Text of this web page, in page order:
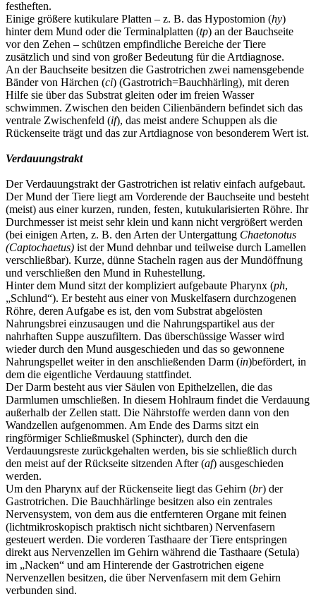
festheften.
Einige größere kutikulare Platten – z. B. das Hypostomion (hy)
hinter dem Mund oder die Terminalplatten (tp) an der Bauchseite
vor den Zehen – schützen empfindliche Bereiche der Tiere
zusätzlich und sind von großer Bedeutung für die Artdiagnose.
An der Bauchseite besitzen die Gastrotrichen zwei namensgebende
Bänder von Härchen (ci) (Gastrotrich=Bauchhärling), mit deren
Hilfe sie über das Substrat gleiten oder im freien Wasser
schwimmen. Zwischen den beiden Cilienbändern befindet sich das
ventrale Zwischenfeld (if), das meist andere Schuppen als die
Rückenseite trägt und das zur Artdiagnose von besonderem Wert ist.
Verdauungstrakt
Der Verdauungstrakt der Gastrotrichen ist relativ einfach aufgebaut.
Der Mund der Tiere liegt am Vorderende der Bauchseite und besteht
(meist) aus einer kurzen, runden, festen, kutukularisierten Röhre. Ihr
Durchmesser ist meist sehr klein und kann nicht vergrößert werden
(bei einigen Arten, z. B. den Arten der Untergattung Chaetonotus
(Captochaetus) ist der Mund dehnbar und teilweise durch Lamellen
verschließbar). Kurze, dünne Stacheln ragen aus der Mundöffnung
und verschließen den Mund in Ruhestellung.
Hinter dem Mund sitzt der kompliziert aufgebaute Pharynx (ph,
„Schlund“). Er besteht aus einer von Muskelfasern durchzogenen
Röhre, deren Aufgabe es ist, den vom Substrat abgelösten
Nahrungsbrei einzusaugen und die Nahrungspartikel aus der
nahrhaften Suppe auszufiltern. Das überschüssige Wasser wird
wieder durch den Mund ausgeschieden und das so gewonnene
Nahrungspellet weiter in den anschließenden Darm (in)befördert, in
dem die eigentliche Verdauung stattfindet.
Der Darm besteht aus vier Säulen von Epithelzellen, die das
Darmlumen umschließen. In diesem Hohlraum findet die Verdauung
außerhalb der Zellen statt. Die Nährstoffe werden dann von den
Wandzellen aufgenommen. Am Ende des Darms sitzt ein
ringförmiger Schließmuskel (Sphincter), durch den die
Verdauungsreste zurückgehalten werden, bis sie schließlich durch
den meist auf der Rückseite sitzenden After (af) ausgeschieden
werden.
Um den Pharynx auf der Rückenseite liegt das Gehirn (br) der
Gastrotrichen. Die Bauchhärlinge besitzen also ein zentrales
Nervensystem, von dem aus die entfernteren Organe mit feinen
(lichtmikroskopisch praktisch nicht sichtbaren) Nervenfasern
gesteuert werden. Die vorderen Tasthaare der Tiere entspringen
direkt aus Nervenzellen im Gehirn während die Tasthaare (Setula)
im „Nacken“ und am Hinterende der Gastrotrichen eigene
Nervenzellen besitzen, die über Nervenfasern mit dem Gehirn
verbunden sind.